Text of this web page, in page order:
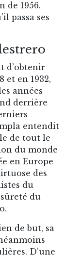
de 1956.
passa ses
d’obtenir
et en 1932,
années
derrière
entendit
de tout le
du monde
en Europe
des
du
du
de but, sa
D’une